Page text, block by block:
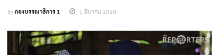
Byกองบรรณาธิการ 1 1 มีนาคม 2020